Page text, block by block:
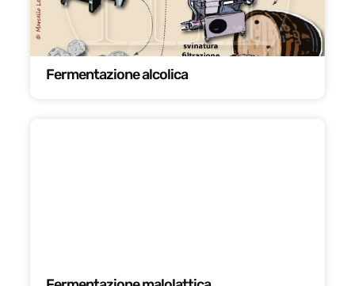
Fermentazione alcolica